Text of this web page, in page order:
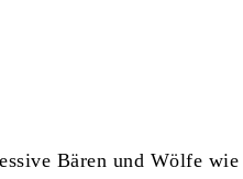
Bären und Wölfe